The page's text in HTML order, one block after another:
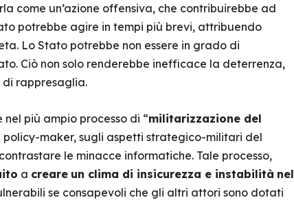
come un’azione offensiva, che contribuirebbe ad
potrebbe agire in tempi più brevi, attribuendo
Lo Stato potrebbe non essere in grado di
Ciò non solo renderebbe inefficace la deterrenza,
di rappresaglia.
più ampio processo di “militarizzazione del
policy-maker, sugli aspetti strategico-militari del
le minacce informatiche. Tale processo,
a creare un clima di insicurezza e instabilità nel
se consapevoli che gli altri attori sono dotati